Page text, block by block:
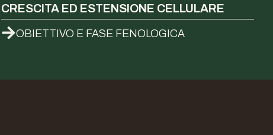
CRESCITA ED ESTENSIONE CELLULARE
OBIETTIVO E FASE FENOLOGICA